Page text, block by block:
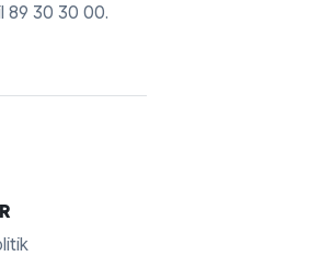
89 30 30 00.